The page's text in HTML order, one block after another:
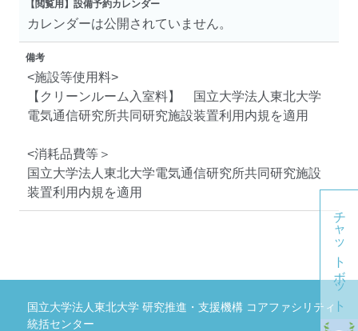
【閲覧用】設備予約カレンダー
カレンダーは公開されていません。
備考
<施設等使用料>
【クリーンルーム入室料】 国立大学法人東北大学
電気通信研究所共同研究施設装置利用内規を適用
<消耗品費等＞
国立大学法人東北大学電気通信研究所共同研究施設
装置利用内規を適用
チャットボット
国立大学法人東北大学 研究推進・支援機構 コアファシリティ
統括センター